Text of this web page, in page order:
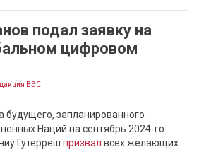
подал заявку на
цифровом
ВЭС
запланированного
Наций на сентябрь 2024-го
Гутерреш призвал всех желающих